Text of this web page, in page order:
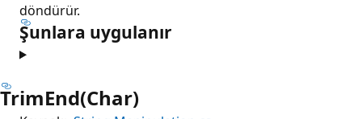
döndürür.
Şunlara uygulanır
TrimEnd(Char)